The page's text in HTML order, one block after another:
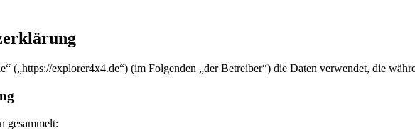
(„https://explorer4x4.de“) (im Folgenden „der Betreiber“) die Daten verwendet, die
gesammelt: